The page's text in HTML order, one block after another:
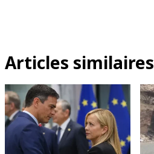
Articles similaires